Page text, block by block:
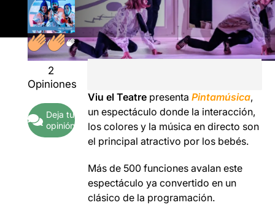
2
Opiniones
Deja tu
opinión
Viu el Teatre presentaPintamúsica,
un espectáculo donde la interacción,
los colores y la música en directo son
el principal atractivo por los bebés.
Más de 500 funciones avalan este
espectáculo ya convertido en un
clásico de la programación.